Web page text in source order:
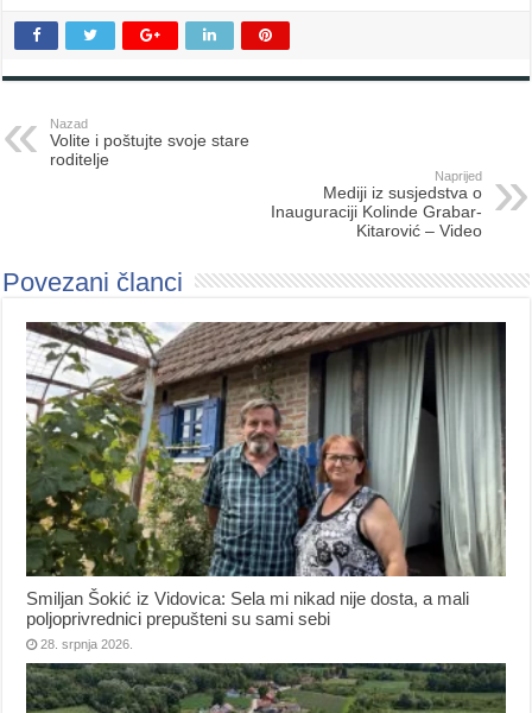
Nazad
Volite i poštujte svoje stare
roditelje
Naprijed
Mediji iz susjedstva o
Inauguraciji Kolinde Grabar-
Kitarović – Video
Povezani članci
Smiljan Šokić iz Vidovica: Sela mi nikad nije dosta, a mali
poljoprivrednici prepušteni su sami sebi
28. srpnja 2026.